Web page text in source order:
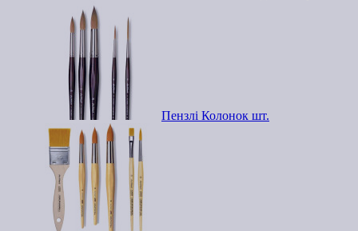
Пензлі Колонок шт.